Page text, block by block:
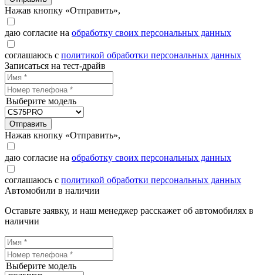
Нажав кнопку «Отправить»,
даю согласие на обработку своих персональных данных
соглашаюсь с политикой обработки персональных данных
Записаться на тест-драйв
Выберите модель
Отправить
Нажав кнопку «Отправить»,
даю согласие на обработку своих персональных данных
соглашаюсь с политикой обработки персональных данных
Автомобили в наличии
Оставьте заявку, и наш менеджер расскажет об автомобилях в
наличии
Выберите модель